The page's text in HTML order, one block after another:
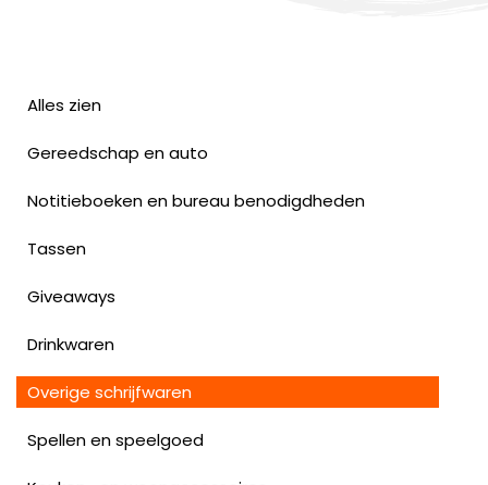
Alles zien
Gereedschap en auto
Notitieboeken en bureau benodigdheden
Tassen
Giveaways
Drinkwaren
Overige schrijfwaren
Spellen en speelgoed